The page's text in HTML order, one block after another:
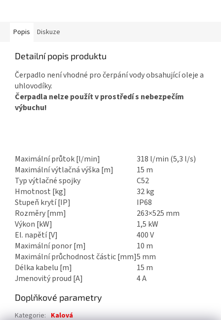
Popis Diskuze
Detailní popis produktu
Čerpadlo není vhodné pro čerpání vody obsahující oleje a
uhlovodíky.
Čerpadla nelze použít v prostředí s nebezpečím
výbuchu!
Maximální průtok [l/min]
318 l/min (5,3 l/s)
Maximální výtlačná výška [m]
15 m
Typ výtlačné spojky
C52
Hmotnost [kg]
32 kg
Stupeň krytí [IP]
IP68
Rozměry [mm]
263×525 mm
Výkon [kW]
1,5 kW
El. napětí [V]
400 V
Maximální ponor [m]
10 m
Maximální průchodnost částic [mm]5 mm
Délka kabelu [m]
15 m
Jmenovitý proud [A]
4 A
Doplňkové parametry
Kategorie: Kalová